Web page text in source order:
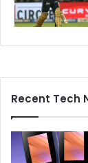
Recent Tech